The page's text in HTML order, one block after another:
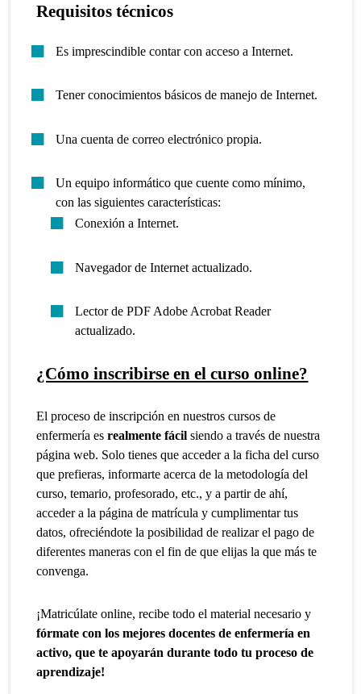
Requisitos técnicos
Es imprescindible contar con acceso a Internet.
Tener conocimientos básicos de manejo de Internet.
Una cuenta de correo electrónico propia.
Un equipo informático que cuente como mínimo,
con las siguientes características:
Conexión a Internet.
Navegador de Internet actualizado.
Lector de PDF Adobe Acrobat Reader
actualizado.
¿Cómo inscribirse en el curso online?
El proceso de inscripción en nuestros cursos de
enfermería esrealmente fácil siendo a través de nuestra
página web. Solo tienes que acceder a la ficha del curso
que prefieras, informarte acerca de la metodología del
curso, temario, profesorado, etc., y a partir de ahí,
acceder a la página de matrícula y cumplimentar tus
datos, ofreciéndote la posibilidad de realizar el pago de
diferentes maneras con el fin de que elijas la que más te
convenga.
¡Matricúlate online, recibe todo el material necesario y
fórmate con los mejores docentes de enfermería en
activo, que te apoyarán durante todo tu proceso de
aprendizaje!